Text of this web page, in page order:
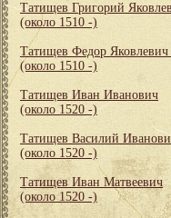
Татищев Григорий
(около 1510 -)
Татищев Федор Яковлевич
(около 1510 -)
Татищев Иван Иванович
(около 1520 -)
Татищев Василий
(около 1520 -)
Татищев Иван Матвеевич
(около 1520 -)